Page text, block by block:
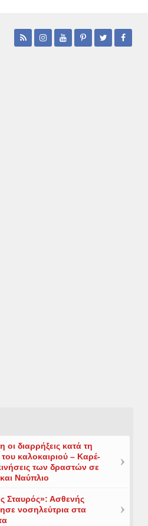
οι διαρρήξεις κατά τη
του καλοκαιριού – Καρέ-
των δραστών σε
Ναύπλιο
Σταυρός»: Ασθενής
νοσηλεύτρια στα